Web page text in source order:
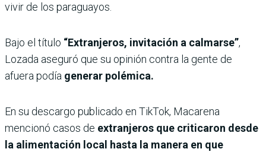
vivir de los paraguayos.
Bajo el título “Extranjeros, invitación a calmarse”,
Lozada aseguró que su opinión contra la gente de
afuera podía generar polémica.
En su descargo publicado en TikTok, Macarena
mencionó casos de extranjeros que criticaron desde
la alimentación local hasta la manera en que